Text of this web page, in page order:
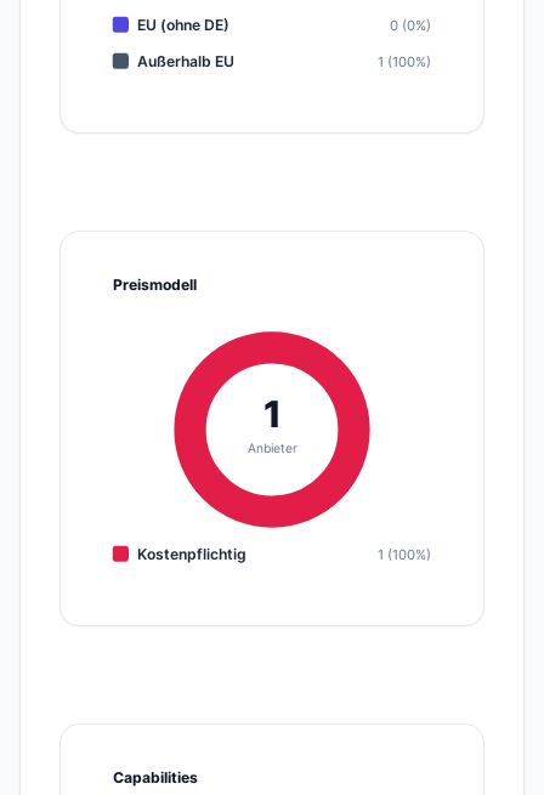
EU (ohne DE) 0 (0%)
Außerhalb EU 1 (100%)
Preismodell
1
Anbieter
Kostenpflichtig 1 (100%)
Capabilities